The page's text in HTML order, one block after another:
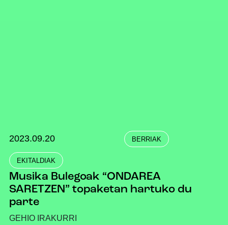
2023.09.20 BERRIAK
EKITALDIAK
Musika Bulegoak “ONDAREA
SARETZEN” topaketan hartuko du
parte
GEHIO IRAKURRI